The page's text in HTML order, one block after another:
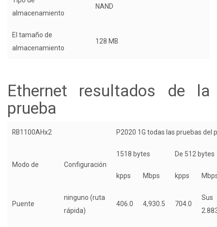
almacenamiento
NAND
El tamaño de
almacenamiento
128 MB
Ethernet resultados de la
prueba
RB1100AHx2 P2020 1G todas las pruebas del
Modo de Configuración
1518 bytes De 512 bytes
kpps Mbps kpps
Puente
ninguno (ruta
rápida)
406.0 4,930.5 704.0
Sus